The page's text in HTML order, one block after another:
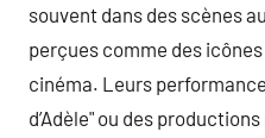
souvent dans des scènes
perçues comme des
cinéma. Leurs
d’Adèle" ou des